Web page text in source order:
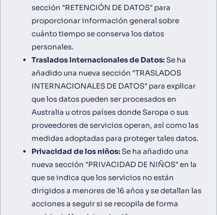
sección "RETENCIÓN DE DATOS" para
proporcionar información general sobre
cuánto tiempo se conserva los datos
personales.
Traslados Internacionales de Datos: Se ha
añadido una nueva sección "TRASLADOS
INTERNACIONALES DE DATOS" para explicar
que los datos pueden ser procesados en
Australia u otros países donde Saropa o sus
proveedores de servicios operan, así como las
medidas adoptadas para proteger tales datos.
Privacidad de los niños: Se ha añadido una
nueva sección "PRIVACIDAD DE NIÑOS" en la
que se indica que los servicios no están
dirigidos a menores de 16 años y se detallan las
acciones a seguir si se recopila de forma